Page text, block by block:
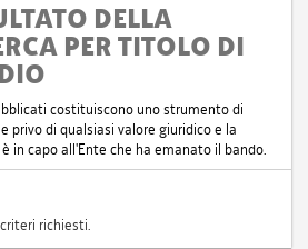
DELLA
PER TITOLO DI
costituiscono uno strumento di
privo di qualsiasi valore giuridico e la
in capo all'Ente che ha emanato il bando.
richiesti.